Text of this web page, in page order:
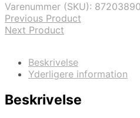
Varenummer (SKU):
Previous Product
Next Product
Beskrivelse
Yderligere information
Beskrivelse